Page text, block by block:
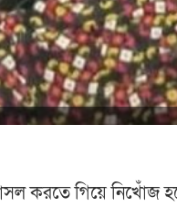
করতে গিয়ে নিখোঁজ